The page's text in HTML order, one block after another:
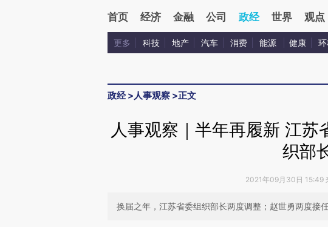
首页 经济 金融 公司 政经 世界 观点
更多 科技 地产 汽车 消费 能源 健康
政经>人事观察 >正文
人事观察｜半年再履新 江苏
织部
2021年09月30日 15:49
换届之年，江苏省委组织部长两度调整；赵世勇两度接